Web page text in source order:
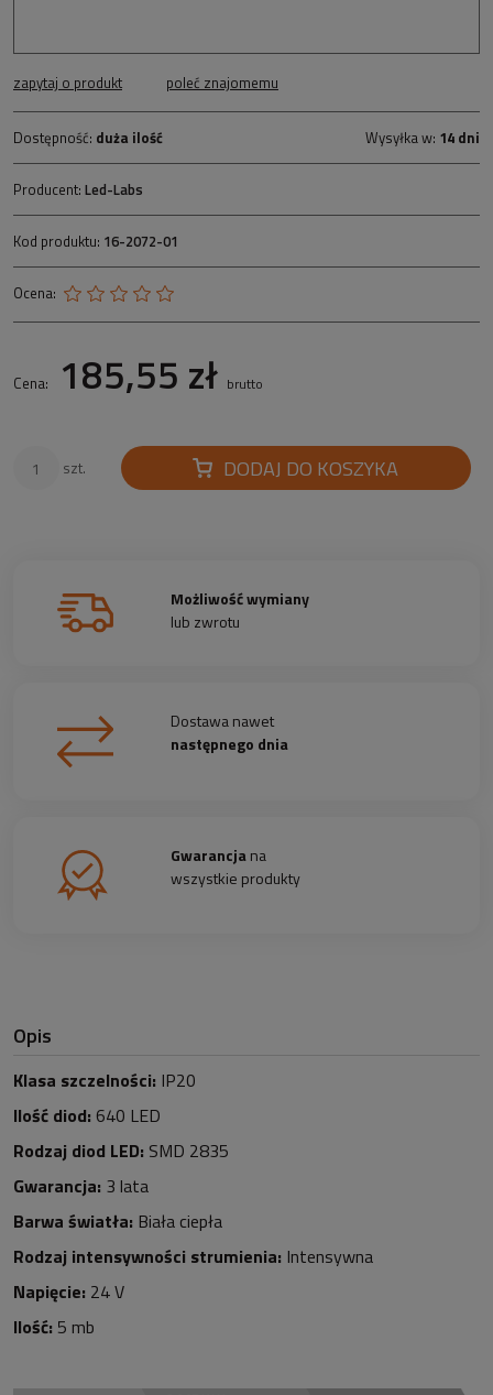
zapytaj o produkt poleć znajomemu
Dostępność: duża ilość Wysyłka w: 14 dni
Producent: Led-Labs
Kod produktu: 16-2072-01
Ocena:
Cena: 185,55 zł brutto
szt. DODAJ DO KOSZYKA
Możliwość wymiany
lub zwrotu
Dostawa nawet
następnego dnia
Gwarancjana
wszystkie produkty
Opis
Klasa szczelności: IP20
Ilość diod: 640 LED
Rodzaj diod LED: SMD 2835
Gwarancja: 3 lata
Barwa światła: Biała ciepła
Rodzaj intensywności strumienia: Intensywna
Napięcie: 24 V
Ilość: 5 mb